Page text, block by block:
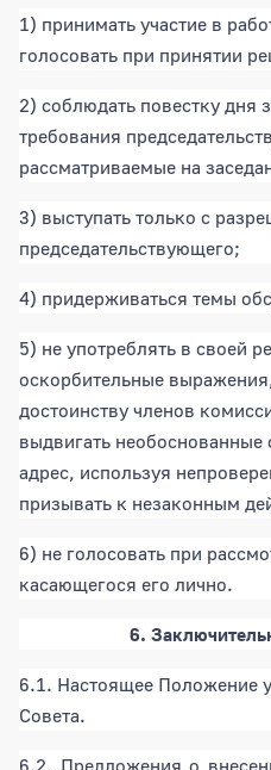
1) принимать участие в
голосовать при принятии
2) соблюдать повестку дня
требования
рассматриваемые на
3) выступать только с
председательствующего;
4) придерживаться темы
5) не употреблять в своей
оскорбительные
достоинству членов
выдвигать
адрес, используя
призывать к незаконным
6) не голосовать при
касающегося его лично.
6.
6.1. Настоящее Положение
Совета.
6.2. Предложения о